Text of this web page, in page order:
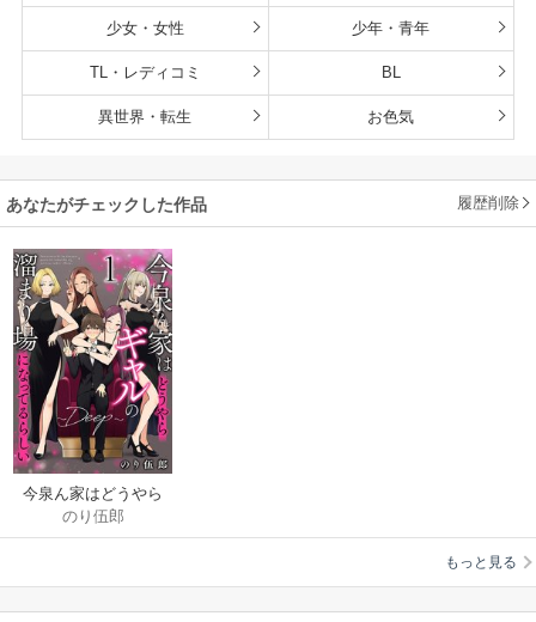
少女・女性 少年・青年
TL・レディコミ BL
異世界・転生 お色気
あなたがチェックした作品 履歴削除
今泉ん家はどうやら
ギャルの溜まり場に
なってるらしい～
のり伍郎
もっと見る